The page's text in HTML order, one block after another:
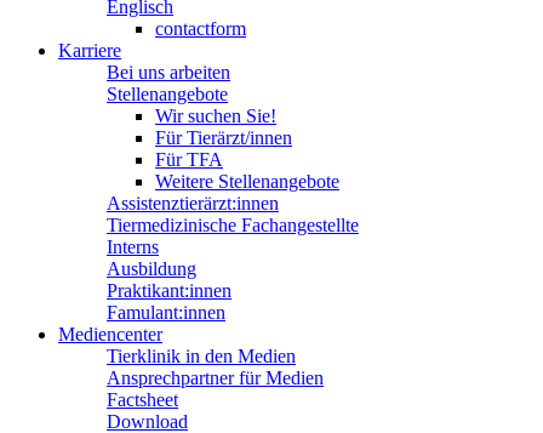
Englisch
contactform
Karriere
Bei uns arbeiten
Stellenangebote
Wir suchen Sie!
Für Tierärzt/innen
Für TFA
Weitere Stellenangebote
Assistenztierärzt:innen
Tiermedizinische Fachangestellte
Interns
Ausbildung
Praktikant:innen
Famulant:innen
Mediencenter
Tierklinik in den Medien
Ansprechpartner für Medien
Factsheet
Download